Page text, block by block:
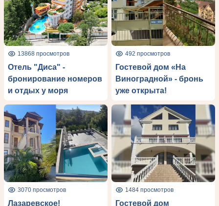
13868 просмотров
Отель "Диса" -
бронирование номеров
и отдых у моря
492 просмотров
Гостевой дом «На
Виноградной» - бронь
уже открыта!
3070 просмотров
Лазаревское!
1484 просмотров
Гостевой дом